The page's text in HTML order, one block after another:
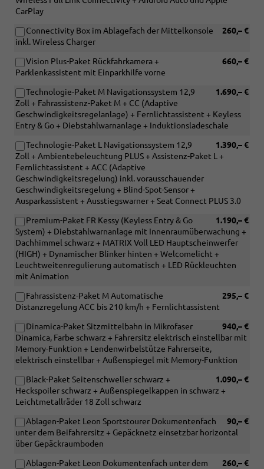
CarPlay
260,– €
Connectivity Box im Ablagefach der Mittelkonsole
inkl. Wireless Charger
660,– €
Vision Plus-Paket Rückfahrkamera +
Parklenkassistent mit Einparkhilfe vorne
1.690,– €
Technologie-Paket M Navigationssystem 12,9
Zoll + Fahrassistenz-Paket M + CC (Adaptive
Geschwindigkeitsregelanlage) + Fernlichtassistent + Keyless
Entry & Go + Diebstahlwarnanlage + Induktionsladeschale
1.390,– €
Technologie-Paket L Navigationssystem 12,9
Zoll + Ambientebeleuchtung PLUS + Assistenz-Paket L +
Fernlichtassistent + ACC (Adaptive
Geschwindigkeitsregelung) inkl. vorausschauender
Geschwindigkeitsregelung + Blind-Spot-Sensor +
Ausparkassistent + Ausstiegswarner + Seat Connect PLUS 3.0
1.190,– €
Premium-Paket FR Kessy (Keyless Entry & Go
System) + Diebstahlwarnanlage mit Innenraumüberwachung +
Dachhimmel schwarz + MATRIX Voll LED Hauptscheinwerfer
(HIGH) + Dynamischer Blinker hinten + Welcomelicht +
Leuchtweitenregulierung automatisch + LED Rückleuchten
mit Animation
295,– €
Fahrassistenz-Paket M Automatische
Distanzregelung ACC bis 210 km/h + Fernlichtassistent
940,– €
Dinamica-Paket Sitzmittelbahn in Mikrofaser
Dinamica, Farbe schwarz + Fahrersitz elektrisch einstellbar mit
Memory-Funktion + Lendenwirbelstütze Fahrerseite,
elektrisch einstellbar + Außenspiegel mit Memory-Funktion
1.090,– €
Black-Paket Seitenschweller schwarz +
Heckspoiler schwarz + Außenspiegelkappen in schwarz +
Leichtmetallräder 18 Zoll schwarz
90,– €
Ablagen-Paket Leon Sportstourer Dokumentenfach
unter dem Beifahrersitz + Gepäcknetz einsetzbar horizontal
über Gepäckraumboden
260,– €
Ablagen-Paket Leon Dokumentenfach unter dem